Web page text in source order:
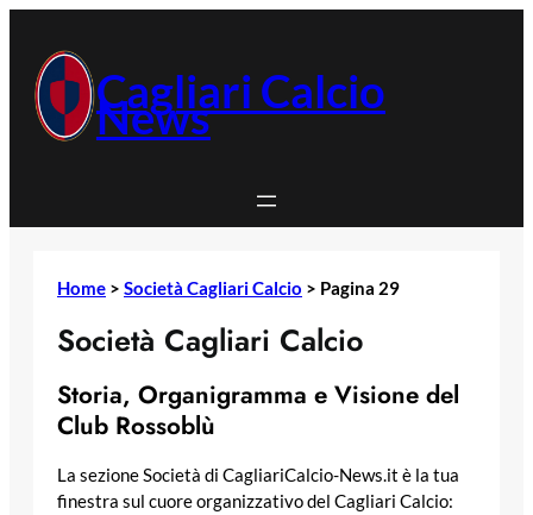
contenuto Cagliari Calcio
News
Home > Società Cagliari Calcio > Pagina 29
Società Cagliari Calcio
Storia, Organigramma e Visione del
Club Rossoblù
La sezione Società di CagliariCalcio-News.it è la tua
finestra sul cuore organizzativo del Cagliari Calcio: